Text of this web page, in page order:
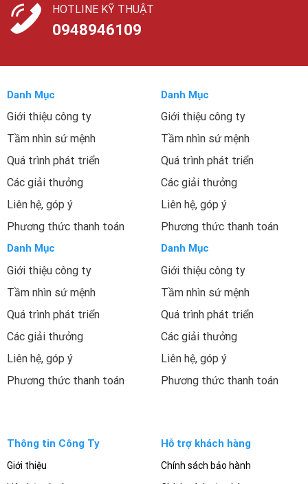
HOTLINE KỸ THUẬT
0948946109
Danh Mục
Giới thiệu công ty
Tầm nhìn sứ mệnh
Quá trình phát triển
Các giải thưởng
Liên hệ, góp ý
Phương thức thanh toán
Danh Mục
Giới thiệu công ty
Tầm nhìn sứ mệnh
Quá trình phát triển
Các giải thưởng
Liên hệ, góp ý
Phương thức thanh toán
Danh Mục
Giới thiệu công ty
Tầm nhìn sứ mệnh
Quá trình phát triển
Các giải thưởng
Liên hệ, góp ý
Phương thức thanh toán
Danh Mục
Giới thiệu công ty
Tầm nhìn sứ mệnh
Quá trình phát triển
Các giải thưởng
Liên hệ, góp ý
Phương thức thanh toán
Thông tin Công Ty
Giới thiệu
Hỗ trợ khách hàng
Chính sách bảo hành